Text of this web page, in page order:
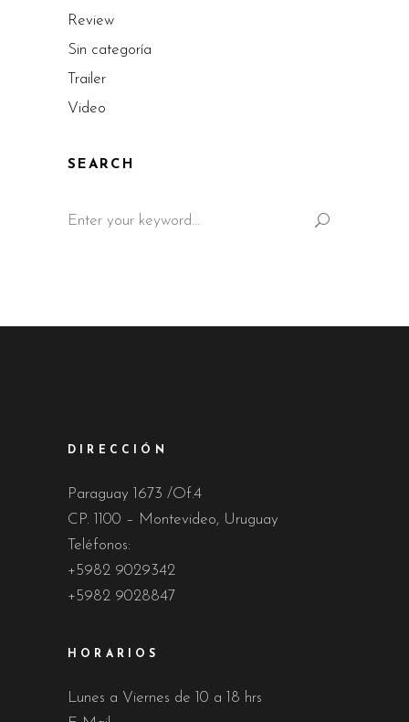
Review
Sin categoría
Trailer
Video
SEARCH
for:
DIRECCIÓN
Paraguay 1673 /Of.4
CP. 1100 – Montevideo, Uruguay
Teléfonos:
+5982 9029342
+5982 9028847
HORARIOS
Lunes a Viernes de 10 a 18 hrs